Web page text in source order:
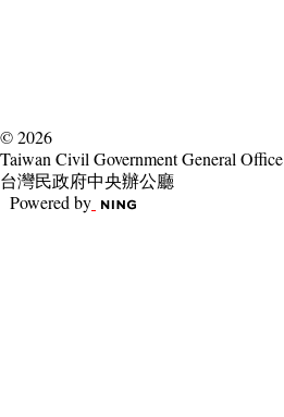
© 2026
Taiwan Civil Government General Office
台灣民政府中央辦公廳
Powered by